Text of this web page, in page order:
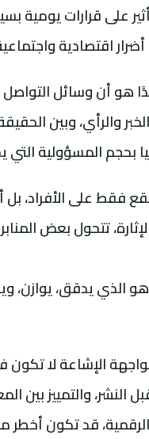
على قرارات يومية
اقتصادية
هو أن وسائل
والرأي، وبين
بحجم المسؤولية
فقط على الأفراد،
تتحول بعض
الذي يدقق، يوازن،
الإشاعة لا تكون
النشر، والتمييز
قد تكون